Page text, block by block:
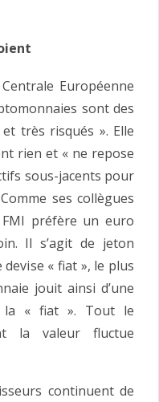
Européenne
sont des
très risqués ». Elle
rien et « ne repose
sous-jacents pour
ses collègues
FMI préfère un euro
Il s’agit de jeton
« fiat », le plus
jouit ainsi d’une
la « fiat ». Tout le
la valeur fluctue
continuent de